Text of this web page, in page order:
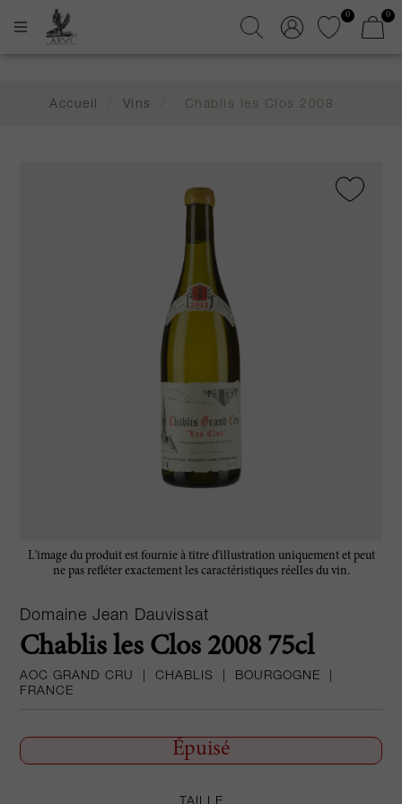
0 0
Accueil Vins Chablis les Clos 2008
L'image du produit est fournie à titre d'illustration uniquement et peut
ne pas refléter exactement les caractéristiques réelles du vin.
Domaine Jean Dauvissat
Chablis les Clos 2008 75cl
AOC GRAND CRU CHABLIS BOURGOGNE
FRANCE
Épuisé